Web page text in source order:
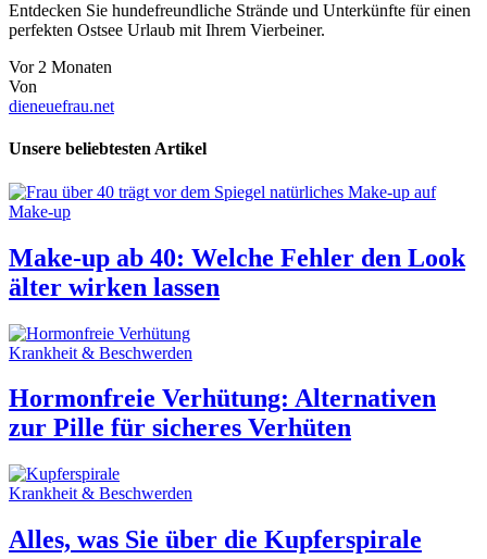
Entdecken Sie hundefreundliche Strände und Unterkünfte für einen
perfekten Ostsee Urlaub mit Ihrem Vierbeiner.
Vor 2 Monaten
Von
dieneuefrau.net
Unsere beliebtesten Artikel
Make-up
Make-up ab 40: Welche Fehler den Look
älter wirken lassen
Krankheit & Beschwerden
Hormonfreie Verhütung: Alternativen
zur Pille für sicheres Verhüten
Krankheit & Beschwerden
Alles, was Sie über die Kupferspirale